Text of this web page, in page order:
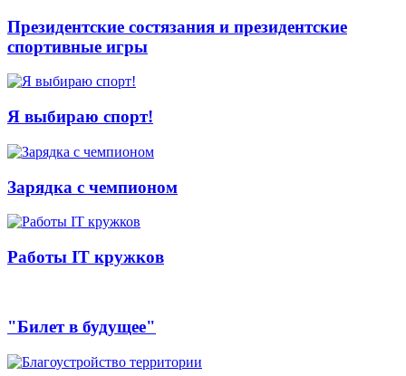
Президентские состязания и президентские
спортивные игры
Я выбираю спорт!
Зарядка с чемпионом
Работы IT кружков
"Билет в будущее"